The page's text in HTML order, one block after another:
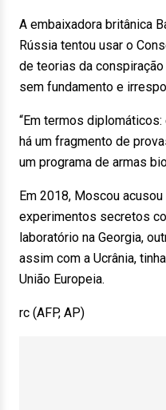
A embaixadora britânica
Rússia tentou usar o
de teorias da
sem fundamento e
“Em termos
há um fragmento de
um programa de armas
Em 2018, Moscou
experimentos secretos
laboratório na Georgia,
assim com a Ucrânia,
União Europeia.
rc (AFP, AP)